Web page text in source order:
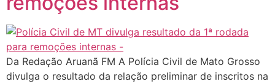
Da Redação Aruanã FM A Polícia Civil de Mato Grosso
divulga o resultado da relação preliminar de inscritos na